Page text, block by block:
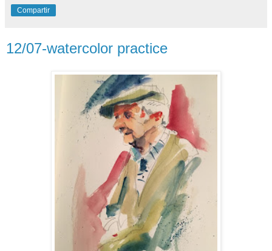
Compartir
12/07-watercolor practice